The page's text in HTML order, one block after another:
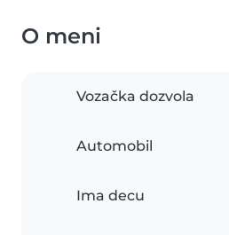
O meni
Vozačka dozvola
Automobil
Ima decu